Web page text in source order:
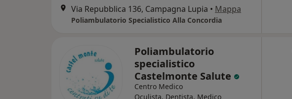
Via Repubblica 136, Campagna Lupia • Mappa
Poliambulatorio Specialistico Alla Concordia
Poliambulatorio
specialistico
Castelmonte Salute
Centro Medico
Oculista, Dentista, Medico